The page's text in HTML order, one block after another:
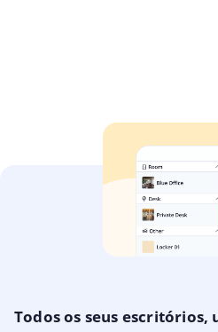
Todos os seus escritórios,